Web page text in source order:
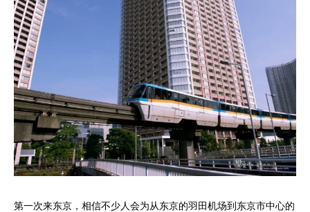
第一次来东京，相信不少人会为从东京的羽田机场到东京市中心的